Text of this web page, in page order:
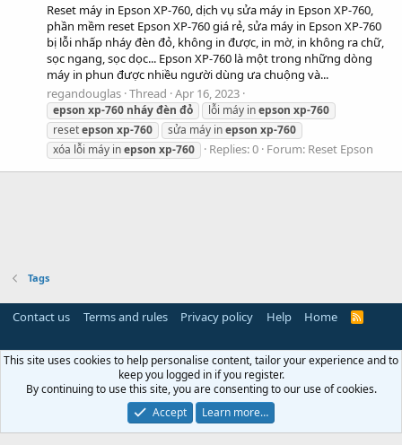
Reset máy in Epson XP-760, dịch vụ sửa máy in Epson XP-760,
phần mềm reset Epson XP-760 giá rẻ, sửa máy in Epson XP-760
bị lỗi nhấp nháy đèn đỏ, không in được, in mờ, in không ra chữ,
sọc ngang, sọc dọc... Epson XP-760 là một trong những dòng
máy in phun được nhiều người dùng ưa chuộng và...
regandouglas Thread Apr 16, 2023
epson xp-760 nháyđèn đỏ lỗi máy inepson xp-760
resetepson xp-760 sửa máy inepson xp-760
xóa lỗi máy inepson xp-760 Replies: 0 Forum: Reset Epson
Tags
Contact us Terms and rules Privacy policy Help Home
R
This site uses cookies to help personalise content, tailor your experience and to
keep you logged in if you register.
By continuing to use this site, you are consenting to our use of cookies.
Accept
Learn more…